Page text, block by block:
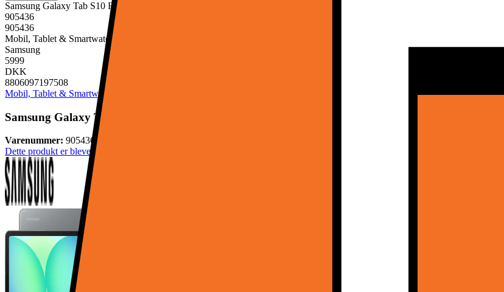
Samsung Galaxy Tab S10 FE+ WIFI tablet 8/128GB (Grå)
905436
905436
Mobil, Tablet & Smartwatch, Tablet
Samsung
5999
DKK
8806097197508
Mobil, Tablet & Smartwatch
Samsung Galaxy Tab S10 FE+ WIFI tablet 8/128GB (Grå)
Varenummer: 905436
Dette produkt er blevet bedømt til 4.9 ud af 5 stjerner.